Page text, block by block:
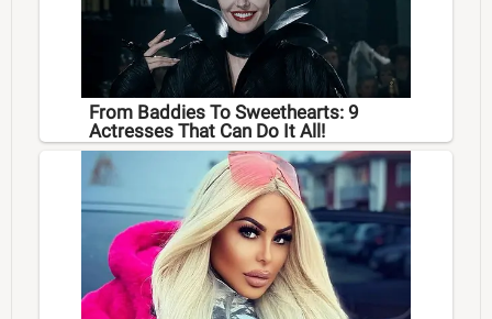
From Baddies To Sweethearts: 9
Actresses That Can Do It All!